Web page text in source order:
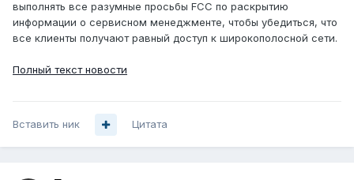
выполнять все разумные просьбы FCC по раскрытию
информации о сервисном менеджменте, чтобы убедиться, что
все клиенты получают равный доступ к широкополосной сети.
Полный текст новости
Вставить ник Цитата